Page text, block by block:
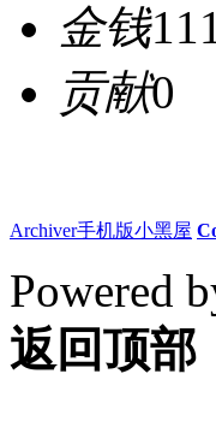
金钱
贡献0
Archiver手机版小黑屋
Powered
返回顶部